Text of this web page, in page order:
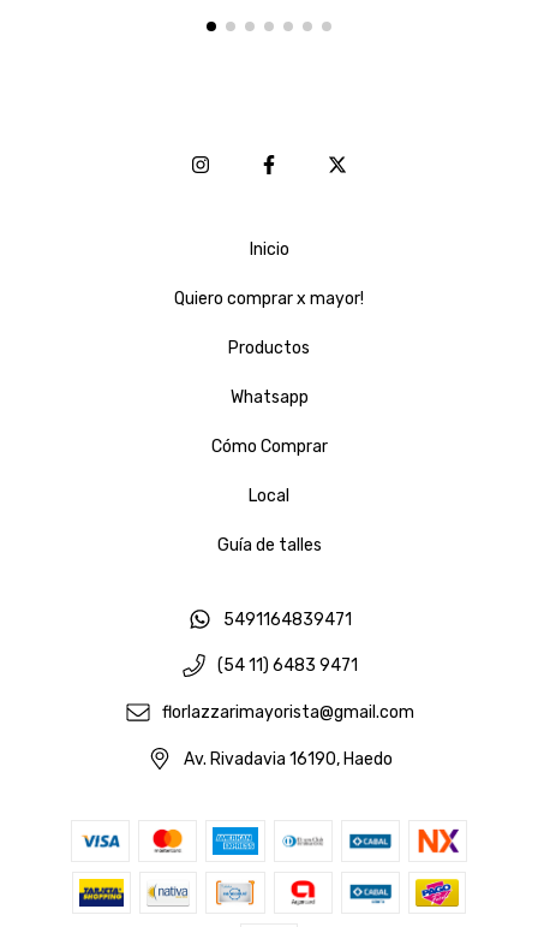
Inicio
Quiero comprar x mayor!
Productos
Whatsapp
Cómo Comprar
Local
Guía de talles
5491164839471
(54 11) 6483 9471
florlazzarimayorista@gmail.com
Av. Rivadavia 16190, Haedo